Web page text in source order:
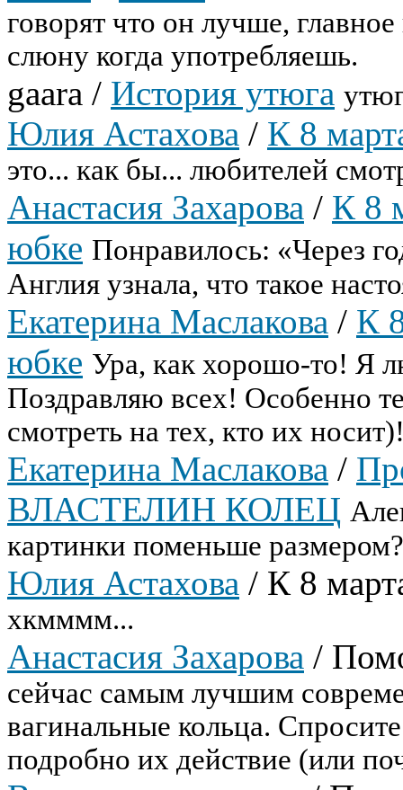
говорят что он лучше, главное
слюну когда употребляешь.
gaara / История утюга
Юлия Астахова / К 8
это... как бы... любителей
Анастасия Захарова / К 8
юбке Понравилось: «Через
Англия узнала, что такое
Екатерина Маслакова / К
юбке Ура, как хорошо-то! Я
Поздравляю всех! Особенно
смотреть на тех, кто их
Екатерина Маслакова /
ВЛАСТЕЛИН КОЛЕЦ
картинки поменьше
Юлия Астахова / К 8
хкмммм...
Анастасия Захарова /
сейчас самым лучшим
вагинальные кольца.
подробно их действие (или